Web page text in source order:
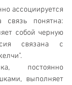
ассоциируется
связь понятна:
собой черную
связана с
постоянно
выполняет